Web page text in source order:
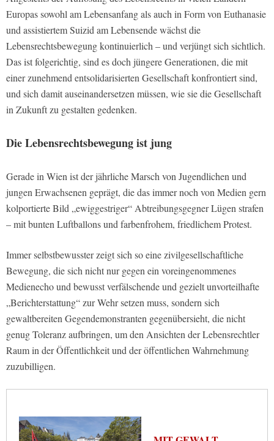
Europas sowohl am Lebensanfang als auch in Form von Euthanasie
und assistiertem Suizid am Lebensende wächst die
Lebensrechtsbewegung kontinuierlich – und verjüngt sich sichtlich.
Das ist folgerichtig, sind es doch jüngere Generationen, die mit
einer zunehmend entsolidarisierten Gesellschaft konfrontiert sind,
und sich damit auseinandersetzen müssen, wie sie die Gesellschaft
in Zukunft zu gestalten gedenken.
Die Lebensrechtsbewegung ist jung
Gerade in Wien ist der jährliche Marsch von Jugendlichen und
jungen Erwachsenen geprägt, die das immer noch von Medien gern
kolportierte Bild „ewiggestriger“ Abtreibungsgegner Lügen strafen
– mit bunten Luftballons und farbenfrohem, friedlichem Protest.
Immer selbstbewusster zeigt sich so eine zivilgesellschaftliche
Bewegung, die sich nicht nur gegen ein voreingenommenes
Medienecho und bewusst verfälschende und gezielt unvorteilhafte
„Berichterstattung“ zur Wehr setzen muss, sondern sich
gewaltbereiten Gegendemonstranten gegenübersieht, die nicht
genug Toleranz aufbringen, um den Ansichten der Lebensrechtler
Raum in der Öffentlichkeit und der öffentlichen Wahrnehmung
zuzubilligen.